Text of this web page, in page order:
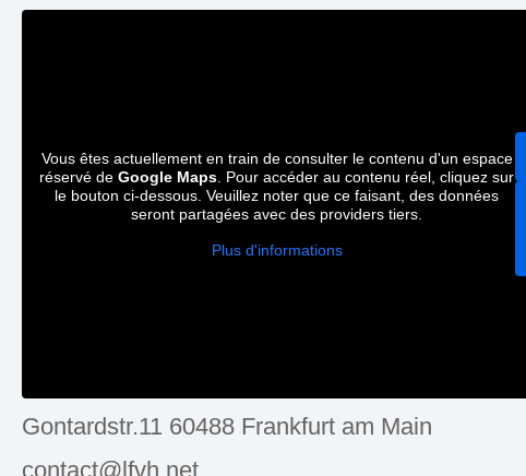
Vous êtes actuellement en train de consulter le contenu d'un espace
réservé deGoogle Maps . Pour accéder au contenu réel, cliquez sur
le bouton ci-dessous. Veuillez noter que ce faisant, des données
seront partagées avec des providers tiers.
Plus d'informations
Gontardstr.11 60488 Frankfurt am Main
contact@lfvh.net